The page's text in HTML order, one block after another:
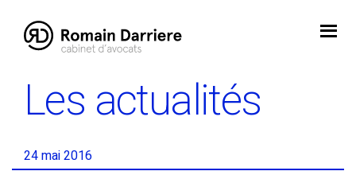
content
Les actualités
24 mai 2016